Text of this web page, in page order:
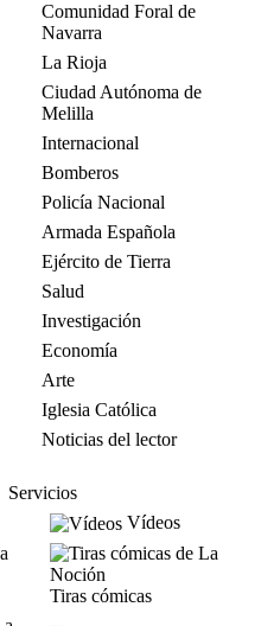
Comunidad Foral de
Navarra
La Rioja
Ciudad Autónoma de
Melilla
Internacional
Bomberos
Policía Nacional
Armada Española
Ejército de Tierra
Salud
Investigación
Economía
Arte
Iglesia Católica
Noticias del lector
Servicios
Vídeos
Tiras cómicas